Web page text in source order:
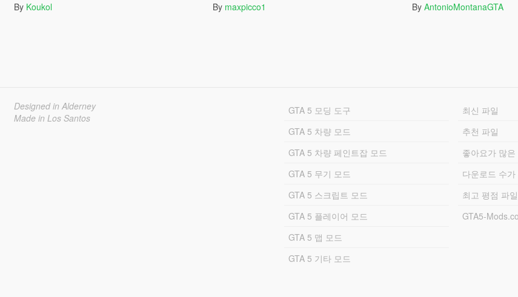
By Koukol By maxpicco1 By AntonioMontanaGTA
Designed in Alderney
Made in Los Santos
GTA 5 모딩 도구
GTA 5 차량 모드
GTA 5 차량 페인트잡 모드
GTA 5 무기 모드
GTA 5 스크립트 모드
GTA 5 플레이어 모드
GTA 5 맵 모드
GTA 5 기타 모드
최신 파일
추천 파일
좋아요가 많은
다운로드 수가
최고 평점 파일
GTA5-